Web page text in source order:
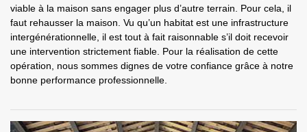
viable à la maison sans engager plus d’autre terrain. Pour cela, il
faut rehausser la maison. Vu qu’un habitat est une infrastructure
intergénérationnelle, il est tout à fait raisonnable s’il doit recevoir
une intervention strictement fiable. Pour la réalisation de cette
opération, nous sommes dignes de votre confiance grâce à notre
bonne performance professionnelle.